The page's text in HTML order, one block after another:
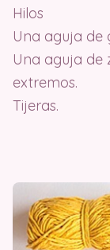
Hilos
Una aguja de
Una aguja de
extremos.
Tijeras.